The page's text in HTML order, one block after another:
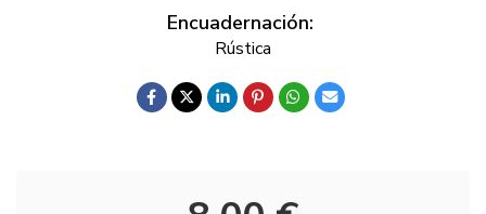
Encuadernación:
Rústica